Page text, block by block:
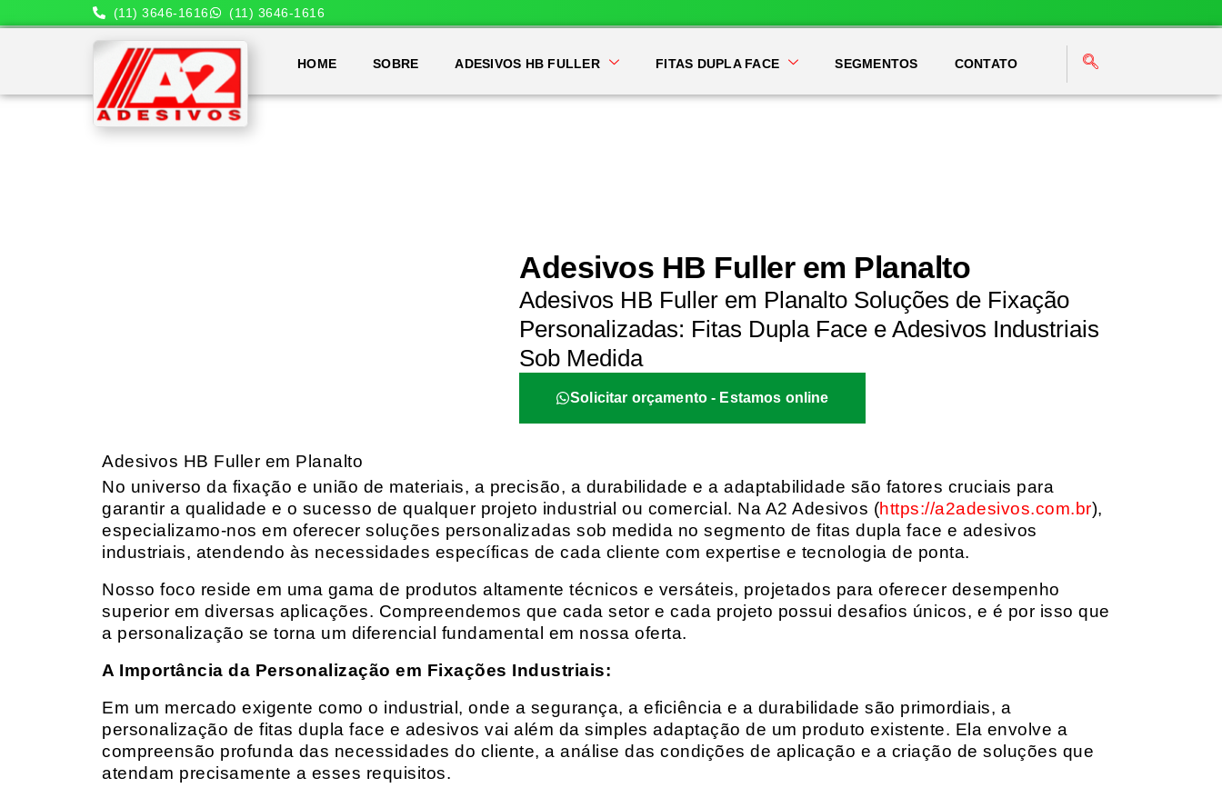
(11) 3646-1616 (11) 3646-1616
HOME SOBRE ADESIVOS HB FULLER FITAS DUPLA FACE SEGMENTOS CONTATO
Adesivos HB Fuller em Planalto
Adesivos HB Fuller em Planalto Soluções de Fixação
Personalizadas: Fitas Dupla Face e Adesivos Industriais
Sob Medida
Solicitar orçamento - Estamos online
Adesivos HB Fuller em Planalto
No universo da fixação e união de materiais, a precisão, a durabilidade e a adaptabilidade são fatores cruciais para
garantir a qualidade e o sucesso de qualquer projeto industrial ou comercial. Na A2 Adesivos (https://a2adesivos.com.br),
especializamo-nos em oferecer soluções personalizadas sob medida no segmento de fitas dupla face e adesivos
industriais, atendendo às necessidades específicas de cada cliente com expertise e tecnologia de ponta.
Nosso foco reside em uma gama de produtos altamente técnicos e versáteis, projetados para oferecer desempenho
superior em diversas aplicações. Compreendemos que cada setor e cada projeto possui desafios únicos, e é por isso que
a personalização se torna um diferencial fundamental em nossa oferta.
A Importância da Personalização em Fixações Industriais:
Em um mercado exigente como o industrial, onde a segurança, a eficiência e a durabilidade são primordiais, a
personalização de fitas dupla face e adesivos vai além da simples adaptação de um produto existente. Ela envolve a
compreensão profunda das necessidades do cliente, a análise das condições de aplicação e a criação de soluções que
atendam precisamente a esses requisitos.